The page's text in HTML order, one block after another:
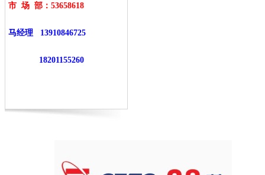
市 场 部： 53658618
马经理 13910846725
18201155260